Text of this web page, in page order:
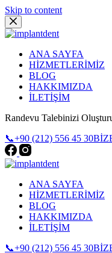
Skip to content
ANA SAYFA
HİZMETLERİMİZ
BLOG
HAKKIMIZDA
İLETİŞİM
Randevu Talebinizi
📞+90 (212) 556 45 30
ANA SAYFA
HİZMETLERİMİZ
BLOG
HAKKIMIZDA
İLETİŞİM
📞+90 (212) 556 45 30